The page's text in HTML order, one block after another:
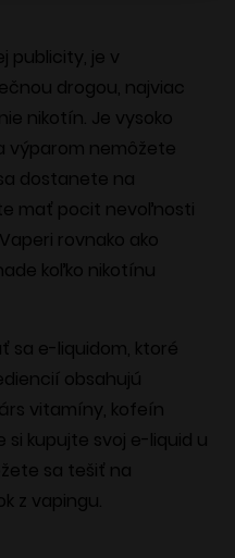
publicity, je v
drogou, najviac
nikotín. Je vysoko
výparom nemôžete
dostanete na
mať pocit nevoľnosti
rovnako ako
koľko nikotínu
sa e-liquidom, ktoré
obsahujú
vitamíny, kofeín
si kupujte svoj e-liquid u
sa tešiť na
z vapingu.